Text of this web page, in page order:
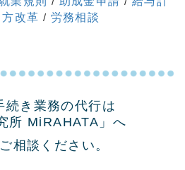
改革 / 労務相談
続き業務の代行は
所 MiRAHATA」へ
相談ください。